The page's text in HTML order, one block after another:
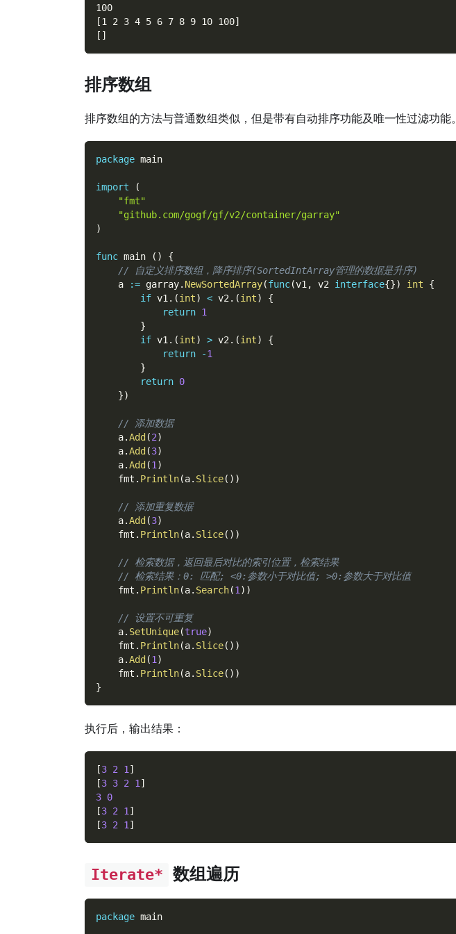
100
[1 2 3 4 5 6 7 8 9 10 100]
[]
排序数组
排序数组的方法与普通数组类似，但是带有自动排序功能及唯一性过滤功能。
package main
import
(
"fmt"
"github.com/gogf/gf/v2/container/garray"
)
func main ( )
{
// 自定义排序数组，降序排序(SortedIntArray管理的数据是升序)
    a
:= garray. NewSortedArray(func(v1 , v2 interface{}) int
{
if v1 . (int) < v2 . (int)
{
return 1
}
if v1 . (int) > v2 . (int)
{
return
-1
}
return 0
})
// 添加数据
    a
.Add (2)
    a
.Add (3)
    a
.Add (1 )
    fmt
. Println(a. Slice( ) )
// 添加重复数据
    a
.Add (3)
    fmt
. Println(a. Slice( ) )
// 检索数据，返回最后对比的索引位置，检索结果
// 检索结果：0: 匹配; <0:参数小于对比值; >0:参数大于对比值
    fmt
. Println(a. Search(1 ) )
// 设置不可重复
    a
. SetUnique(true)
    fmt
. Println(a. Slice( ) )
    a
.Add (1 )
    fmt
. Println(a. Slice( ) )
}
执行后，输出结果：
[3 2 1 ]
[3 3 2 1 ]
3 0
[3 2 1 ]
[3 2 1 ]
Iterate* 数组遍历
package main